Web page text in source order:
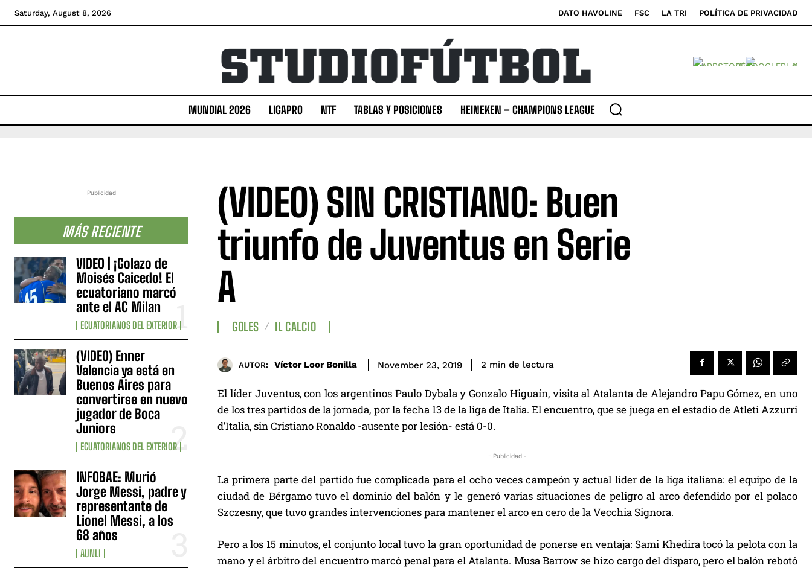
Saturday, August 8, 2026 DATO HAVOLINE FSC LA TRI POLÍTICA DE PRIVACIDAD
MUNDIAL 2026 LIGAPRO NTF TABLAS Y POSICIONES HEINEKEN – CHAMPIONS LEAGUE
Publicidad
MÁS RECIENTE
VIDEO | ¡Golazo de
Moisés Caicedo! El
ecuatoriano marcó
ante el AC Milan
ECUATORIANOS DEL EXTERIOR
(VIDEO) Enner
Valencia ya está en
Buenos Aires para
convertirse en nuevo
jugador de Boca
Juniors
ECUATORIANOS DEL EXTERIOR
INFOBAE: Murió
Jorge Messi, padre y
representante de
Lionel Messi, a los
68 años
AUNLI
(VIDEO) SIN CRISTIANO: Buen
triunfo de Juventus en Serie
A
GOLES IL CALCIO
AUTOR: Víctor Loor Bonilla November 23, 2019 2 min de lectura
El líder Juventus, con los argentinos Paulo Dybala y Gonzalo Higuaín, visita al Atalanta de Alejandro Papu Gómez, en uno
de los tres partidos de la jornada, por la fecha 13 de la liga de Italia. El encuentro, que se juega en el estadio de Atleti Azzurri
d’Italia, sin Cristiano Ronaldo -ausente por lesión- está 0-0.
- Publicidad -
La primera parte del partido fue complicada para el ocho veces campeón y actual líder de la liga italiana: el equipo de la
ciudad de Bérgamo tuvo el dominio del balón y le generó varias situaciones de peligro al arco defendido por el polaco
Szczesny, que tuvo grandes intervenciones para mantener el arco en cero de la Vecchia Signora.
Pero a los 15 minutos, el conjunto local tuvo la gran oportunidad de ponerse en ventaja: Sami Khedira tocó la pelota con la
mano y el árbitro del encuentro marcó penal para el Atalanta. Musa Barrow se hizo cargo del disparo, pero el balón rebotó